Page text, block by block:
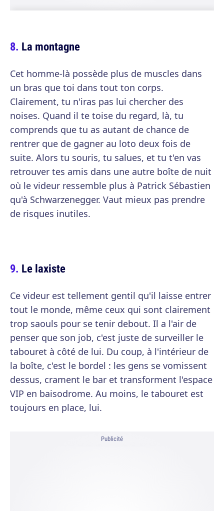
La montagne
Cet homme-là possède plus de muscles dans
un bras que toi dans tout ton corps.
Clairement, tu n'iras pas lui chercher des
noises. Quand il te toise du regard, là, tu
comprends que tu as autant de chance de
rentrer que de gagner au loto deux fois de
suite. Alors tu souris, tu salues, et tu t'en vas
retrouver tes amis dans une autre boîte de nuit
où le videur ressemble plus à Patrick Sébastien
qu'à Schwarzenegger. Vaut mieux pas prendre
de risques inutiles.
Le laxiste
Ce videur est tellement gentil qu'il laisse entrer
tout le monde, même ceux qui sont clairement
trop saouls pour se tenir debout. Il a l'air de
penser que son job, c'est juste de surveiller le
tabouret à côté de lui. Du coup, à l'intérieur de
la boîte, c'est le bordel : les gens se vomissent
dessus, crament le bar et transforment l'espace
VIP en baisodrome. Au moins, le tabouret est
toujours en place, lui.
Publicité